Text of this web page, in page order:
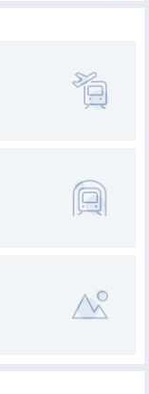
讓您各方位感受來自酒店的具匠心和魅